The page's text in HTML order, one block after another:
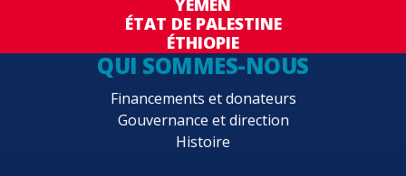
YÉMEN
ÉTAT DE PALESTINE
ÉTHIOPIE
QUI SOMMES-NOUS
Financements et donateurs
Gouvernance et direction
Histoire